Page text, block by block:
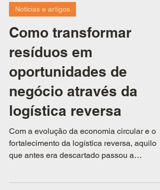
2 de dez. de 2025
Notícias e artigos
Como transformar
resíduos em
oportunidades de
negócio através da